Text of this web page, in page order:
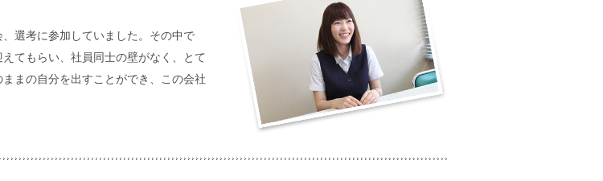
選考に参加していました。その中で
てもらい、社員同士の壁がなく、とて
まの自分を出すことができ、この会社